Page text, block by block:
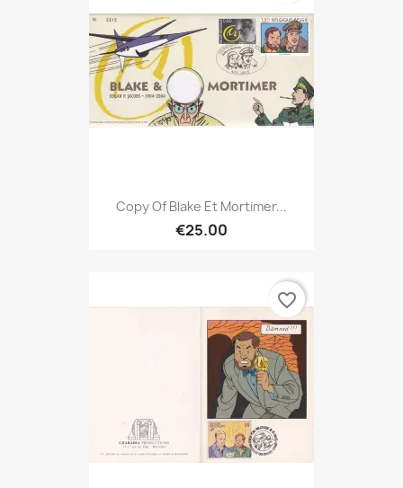
Copy Of Blake Et Mortimer...
€25.00
favorite_border